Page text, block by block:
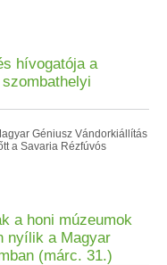
hívogatója a
Géniusz Vándorkiállítás
a Savaria Rézfúvós
a honi múzeumok
nyílik a Magyar
(márc. 31.)